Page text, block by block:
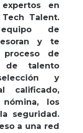
expertos en
Talent.
de
y te
de
de talento
y
calificado,
los
seguridad.
a una red